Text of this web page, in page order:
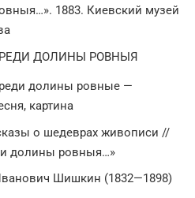
1883. Киевский музей
СРЕДИ ДОЛИНЫ РОВНЫЯ
долины ровные —
картина
о шедеврах живописи //
долины ровныя…»
Шишкин (1832—1898)